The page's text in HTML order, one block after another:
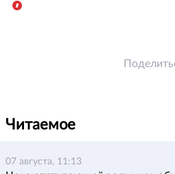
Читаемое
07 августа, 11:13